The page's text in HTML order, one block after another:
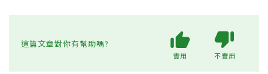
這篇文章對你有幫助嗎?
實用 不實用